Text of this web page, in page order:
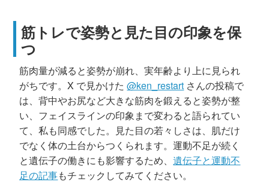
筋トレで姿勢と見た目の印象を保
つ
筋肉量が減ると姿勢が崩れ、実年齢より上に見られ
がちです。X で見かけた@ken_restart さんの投稿で
は、背中やお尻など大きな筋肉を鍛えると姿勢が整
い、フェイスラインの印象まで変わると語られてい
て、私も同感でした。見た目の若々しさは、肌だけ
でなく体の土台からつくられます。運動不足が続く
と遺伝子の働きにも影響するため、遺伝子と運動不
足の記事もチェックしてみてください。